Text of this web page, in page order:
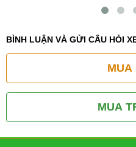
BÌNH LUẬN VÀ GỬI CÂU HỎI
MUA
MUA